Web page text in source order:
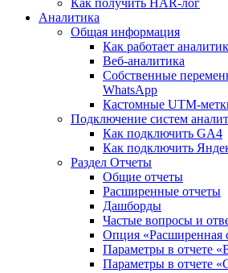
Как получить HAR-лог
Аналитика
Общая информация
Как работает
Веб-аналитика
Собственные
WhatsApp
Кастомные UTM-
Подключение систем
Как подключить GA4
Как подключить
Раздел Отчеты
Общие отчеты
Расширенные отчеты
Дашборды
Частые вопросы и
Опция «Расширенная
Параметры в отчете
Параметры в отчете